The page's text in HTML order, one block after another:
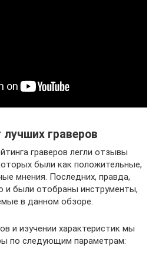
лучших граверов
граверов легли отзывы
были как положительные,
мнения. Последних, правда,
и были отобраны инструменты,
в данном обзоре.
и изучении характеристик мы
по следующим параметрам: